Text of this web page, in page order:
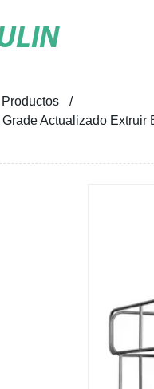
Productos
Actualizado